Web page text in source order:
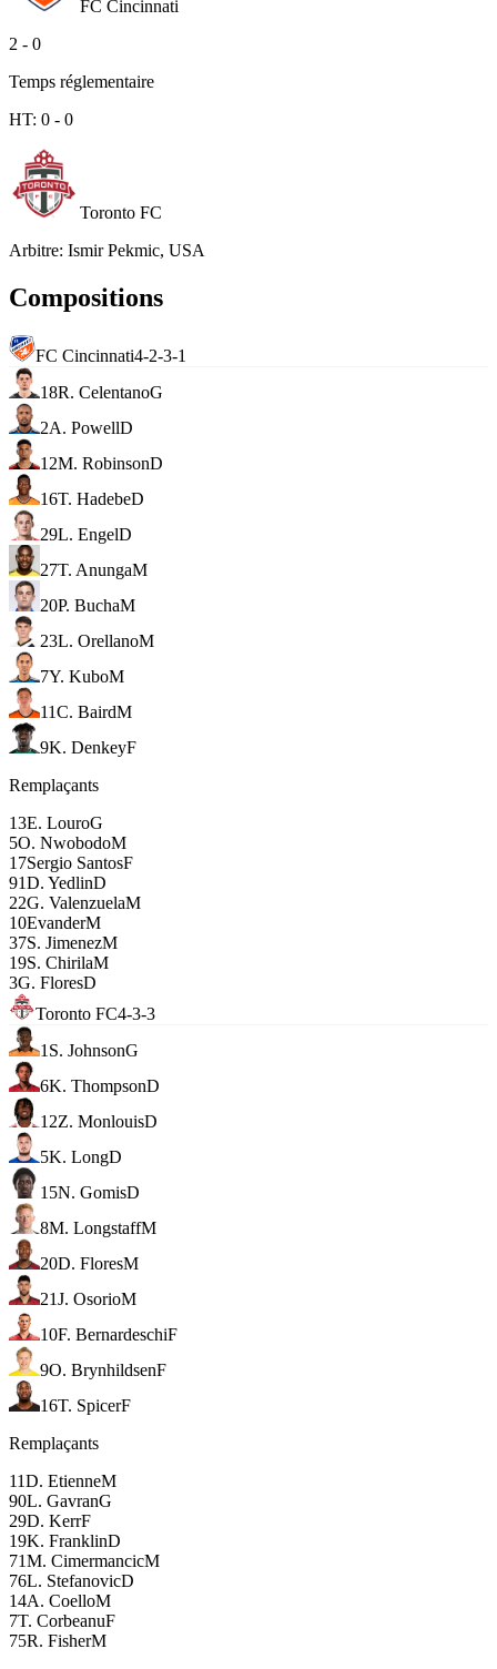
FC Cincinnati
2 - 0
Temps réglementaire
HT: 0 - 0
Toronto FC
Arbitre: Ismir Pekmic, USA
Compositions
FC Cincinnati4-2-3-1
18R. CelentanoG
2A. PowellD
12M. RobinsonD
16T. HadebeD
29L. EngelD
27T. AnungaM
20P. BuchaM
23L. OrellanoM
7Y. KuboM
11C. BairdM
9K. DenkeyF
Remplaçants
13E. LouroG
5O. NwobodoM
17Sergio SantosF
91D. YedlinD
22G. ValenzuelaM
10EvanderM
37S. JimenezM
19S. ChirilaM
3G. FloresD
Toronto FC4-3-3
1 S. JohnsonG
6K. ThompsonD
12Z. MonlouisD
5K. LongD
15N. GomisD
8M. LongstaffM
20D. FloresM
21J. OsorioM
10F. BernardeschiF
9O. BrynhildsenF
16T. SpicerF
Remplaçants
11D. EtienneM
90L. GavranG
29D. KerrF
19K. FranklinD
71M. CimermancicM
76L. StefanovicD
14A. CoelloM
7T. CorbeanuF
75R. FisherM